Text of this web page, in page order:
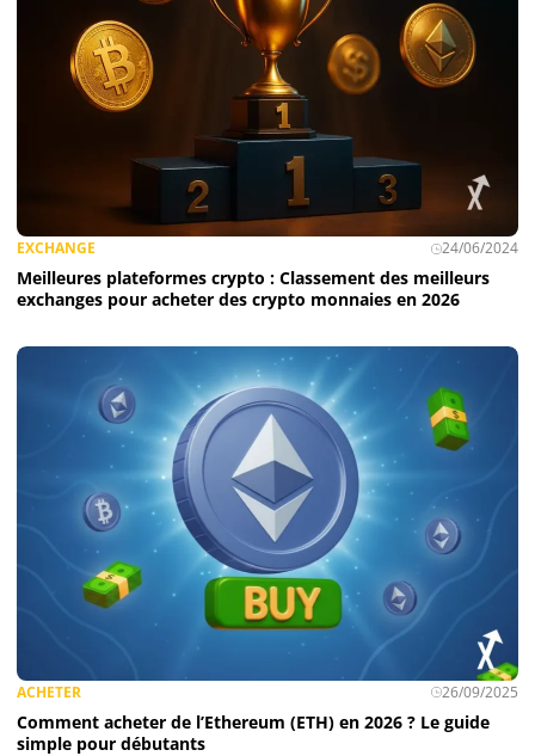
EXCHANGE 24/06/2024
Meilleures plateformes crypto : Classement des meilleurs
exchanges pour acheter des crypto monnaies en 2026
ACHETER 26/09/2025
Comment acheter de l’Ethereum (ETH) en 2026 ? Le guide
simple pour débutants